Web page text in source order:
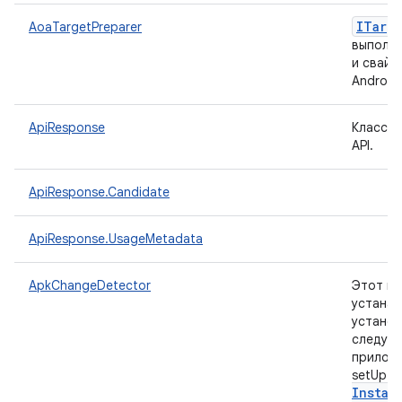
AoaTargetPreparer
и
Android
ApiResponse
Класс
API.
ApiResponse.Candidate
ApiResponse.UsageMetadata
ApkChangeDetector
Этот
setUp и
Install